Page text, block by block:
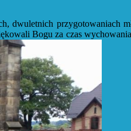
dwuletnich przygotowaniach
Bogu za czas